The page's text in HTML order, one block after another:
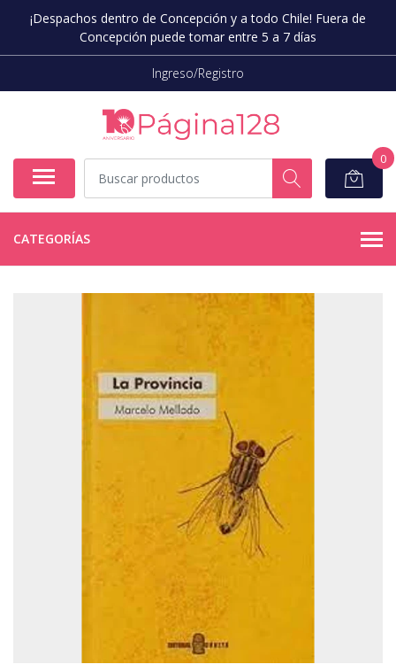
¡Despachos dentro de Concepción y a todo Chile! Fuera de
Concepción puede tomar entre 5 a 7 días
Ingreso/Registro
0
CATEGORÍAS